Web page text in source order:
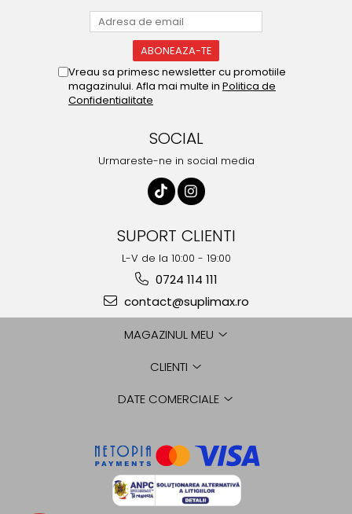
Vreau sa primesc newsletter cu promotiile
magazinului. Afla mai multe in Politica de
Confidentialitate
SOCIAL
Urmareste-ne in social media
SUPORT CLIENTI
L-V de la 10:00 - 19:00
0724 114 111
contact@suplimax.ro
MAGAZINUL MEU
CLIENTI
DATE COMERCIALE